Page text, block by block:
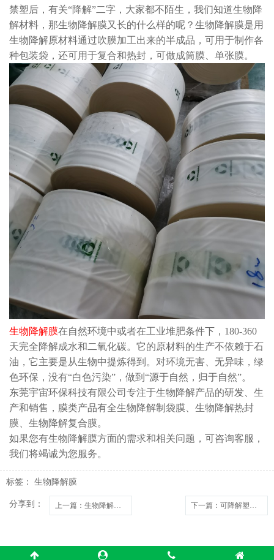
禁塑后，有关“降解”二字，大家都不陌生，我们知道生物降
解材料，那生物降解膜又长的什么样的呢？生物降解膜是用
生物降解原材料通过吹膜加工出来的半成品，可用于制作各
种包装袋，还可用于复合和热封，可做成筒膜、单张膜。
生物降解膜在自然环境中或者在工业堆肥条件下，180-360
天完全降解成水和二氧化碳。它的原材料的生产不依赖于石
油，它主要是从生物中提炼得到。对环境无害、无异味，绿
色环保，没有“白色污染”，做到“源于自然，归于自然”。
东莞宇宙环保科技有限公司专注于生物降解产品的研发、生
产和销售，膜类产品有全生物降解制袋膜、生物降解热封
膜、生物降解复合膜。
如果您有生物降解膜方面的需求和相关问题，可咨询客服，
我们将竭诚为您服务。
标签： 生物降解膜
分享到： 上一篇 ：生物降解胶袋为什么能代替普通塑料袋？ 下一篇 ：可降解塑料袋和普通塑料袋的区别是什么？